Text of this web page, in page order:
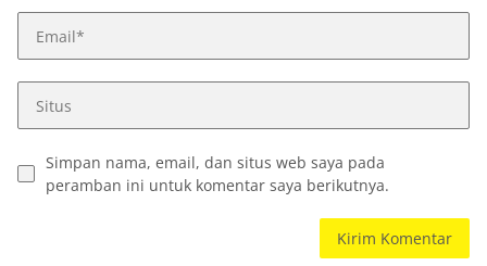
Simpan nama, email, dan situs web saya pada
peramban ini untuk komentar saya berikutnya.